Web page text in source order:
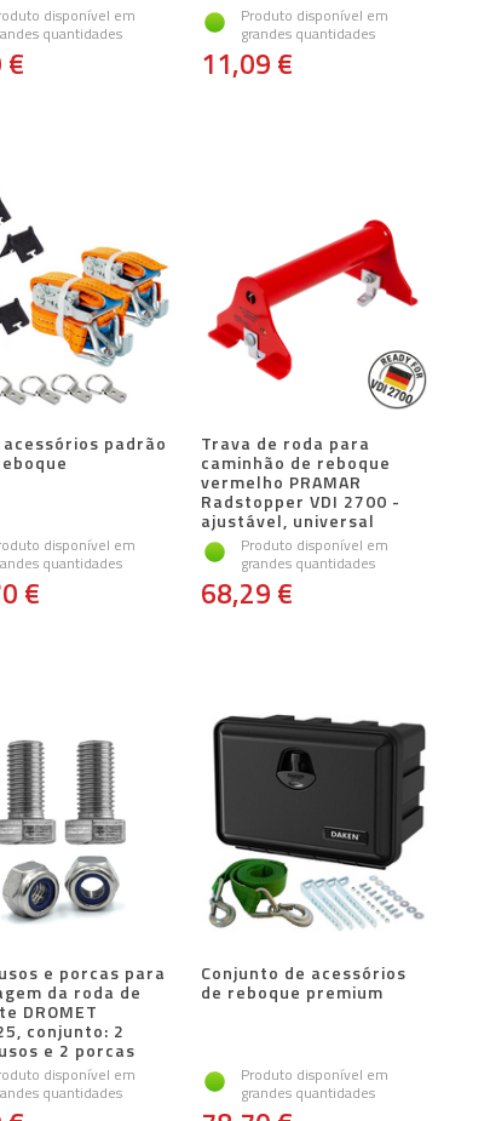
disponível em
quantidades
€
Produto disponível em
grandes quantidades
11,09 €
padrão
disponível em
quantidades
€
Trava de roda para
caminhão de reboque
vermelho PRAMAR
Radstopper VDI 2700 -
ajustável, universal
Produto disponível em
grandes quantidades
68,29 €
e porcas para
da roda de
DROMET
conjunto: 2
e 2 porcas
disponível em
quantidades
Conjunto de acessórios
de reboque premium
Produto disponível em
grandes quantidades